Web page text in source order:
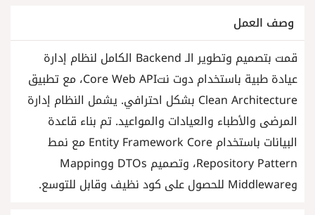
وصف العمل
قمت بتصميم وتطوير الـ Backend الكامل لنظام إدارة
عيادة طبية باستخدام دوت نتCore Web API، مع تطبيق
Clean Architecture بشكل احترافي. يشمل النظام إدارة
المرضى والأطباء والعيادات والمواعيد. تم بناء قاعدة
البيانات باستخدام Entity Framework Core مع نمط
Repository Pattern، وتصميم DTOs وMapping
وMiddleware للحصول على كود نظيف وقابل للتوسع.